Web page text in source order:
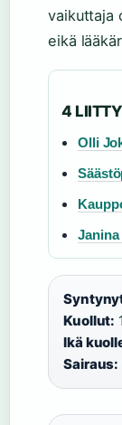
vaikuttaja
eikä
4
Olli
Kuollut:
Ikä
Sairaus: